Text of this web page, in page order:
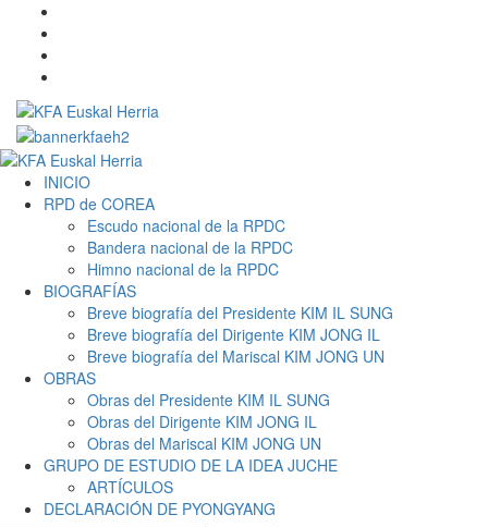
contenido
Menú
primarioINICIO
RPD de COREA
Escudo nacional de la RPDC
Bandera nacional de la RPDC
Himno nacional de la RPDC
BIOGRAFÍAS
Breve biografía del Presidente KIM IL SUNG
Breve biografía del Dirigente KIM JONG IL
Breve biografía del Mariscal KIM JONG UN
OBRAS
Obras del Presidente KIM IL SUNG
Obras del Dirigente KIM JONG IL
Obras del Mariscal KIM JONG UN
GRUPO DE ESTUDIO DE LA IDEA JUCHE
ARTÍCULOS
DECLARACIÓN DE PYONGYANG